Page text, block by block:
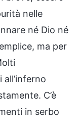
nelle
né Dio né
ma per
C’è
in serbo